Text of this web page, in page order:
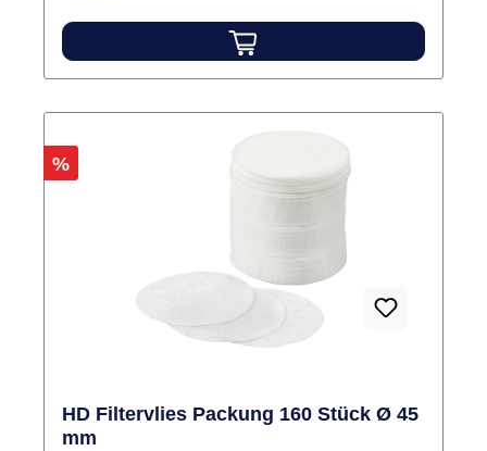
Rabatt
%
HD Filtervlies Packung 160 Stück Ø 45
mm